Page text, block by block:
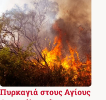
Πυρκαγιά στους Αγίους